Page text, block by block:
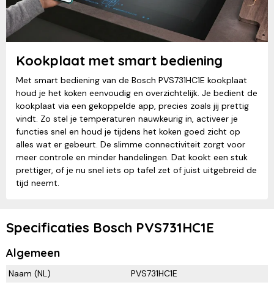
Kookplaat met smart bediening
Met smart bediening van de Bosch PVS731HC1E kookplaat
houd je het koken eenvoudig en overzichtelijk. Je bedient de
kookplaat via een gekoppelde app, precies zoals jij prettig
vindt. Zo stel je temperaturen nauwkeurig in, activeer je
functies snel en houd je tijdens het koken goed zicht op
alles wat er gebeurt. De slimme connectiviteit zorgt voor
meer controle en minder handelingen. Dat kookt een stuk
prettiger, of je nu snel iets op tafel zet of juist uitgebreid de
tijd neemt.
Specificaties Bosch PVS731HC1E
Algemeen
Naam (NL)
PVS731HC1E